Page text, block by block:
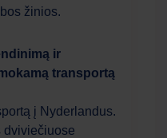
žinios.
ir
transportą
į Nyderlandus.
dviviečiuose